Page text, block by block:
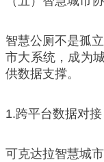
智慧公厕不是孤
市大系统，成为
供数据支撑。
1.跨平台数据对
可克达拉智慧城